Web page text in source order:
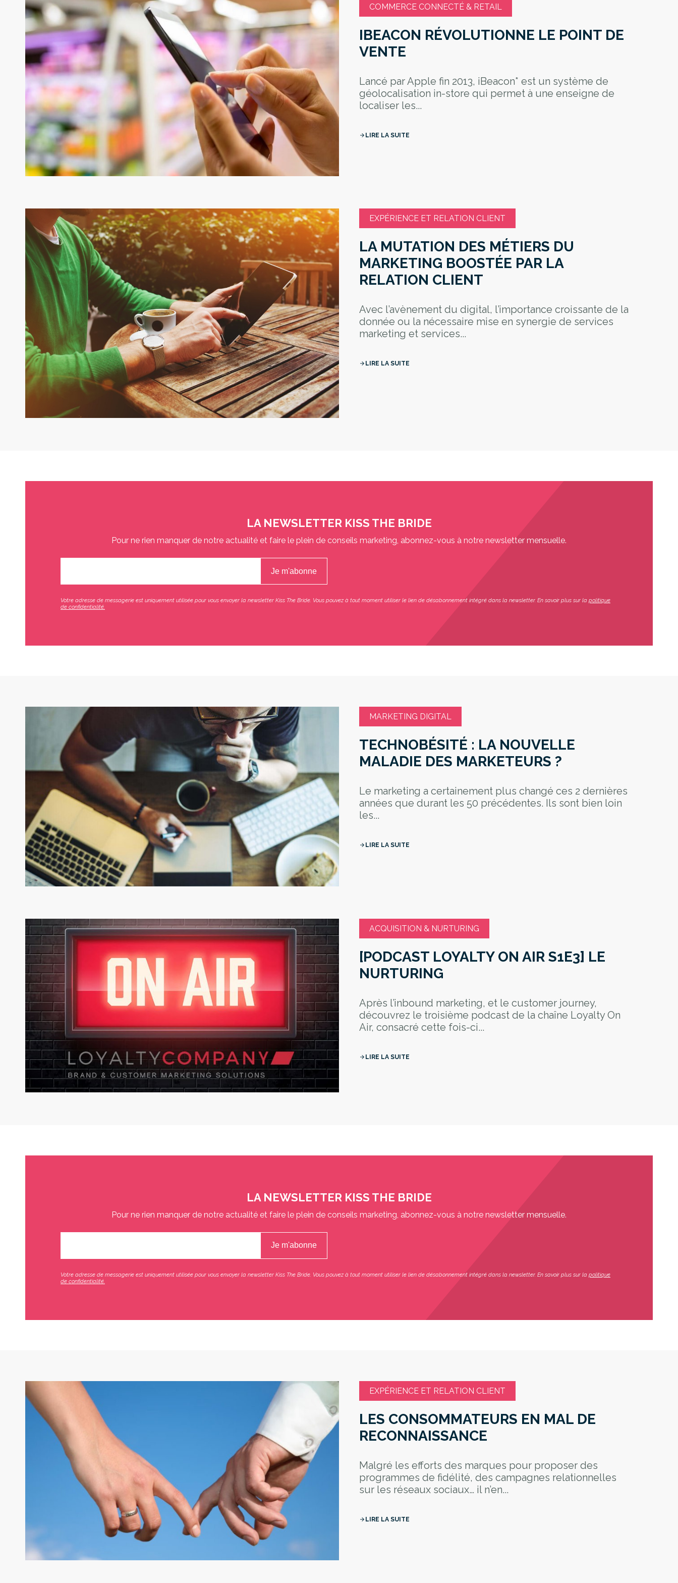
COMMERCE CONNECTÉ & RETAIL
IBEACON RÉVOLUTIONNE LE POINT DE
VENTE
Lancé par Apple fin 2013, iBeacon* est un système de
géolocalisation in-store qui permet à une enseigne de
localiser les...
arrow_forward LIRE LA SUITE
EXPÉRIENCE ET RELATION CLIENT
LA MUTATION DES MÉTIERS DU
MARKETING BOOSTÉE PAR LA
RELATION CLIENT
Avec l’avènement du digital, l’importance croissante de la
donnée ou la nécessaire mise en synergie de services
marketing et services...
arrow_forward LIRE LA SUITE
LA NEWSLETTER KISS THE BRIDE
Pour ne rien manquer de notre actualité et faire le plein de conseils marketing, abonnez-vous à notre newsletter mensuelle.
Votre adresse de messagerie est uniquement utilisée pour vous envoyer la newsletter Kiss The Bride. Vous pouvez à tout moment utiliser le lien de désabonnement intégré dans la newsletter. En savoir plus sur la politique
de confidentialité.
MARKETING DIGITAL
TECHNOBÉSITÉ : LA NOUVELLE
MALADIE DES MARKETEURS ?
Le marketing a certainement plus changé ces 2 dernières
années que durant les 50 précédentes. Ils sont bien loin
les...
arrow_forward LIRE LA SUITE
ACQUISITION & NURTURING
[PODCAST LOYALTY ON AIR S1E3] LE
NURTURING
Après l’inbound marketing, et le customer journey,
découvrez le troisième podcast de la chaîne Loyalty On
Air, consacré cette fois-ci...
arrow_forward LIRE LA SUITE
LA NEWSLETTER KISS THE BRIDE
Pour ne rien manquer de notre actualité et faire le plein de conseils marketing, abonnez-vous à notre newsletter mensuelle.
Votre adresse de messagerie est uniquement utilisée pour vous envoyer la newsletter Kiss The Bride. Vous pouvez à tout moment utiliser le lien de désabonnement intégré dans la newsletter. En savoir plus sur la politique
de confidentialité.
EXPÉRIENCE ET RELATION CLIENT
LES CONSOMMATEURS EN MAL DE
RECONNAISSANCE
Malgré les efforts des marques pour proposer des
programmes de fidélité, des campagnes relationnelles
sur les réseaux sociaux… il n’en...
arrow_forward LIRE LA SUITE